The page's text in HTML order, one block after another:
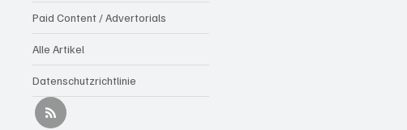
Paid Content / Advertorials
Alle Artikel
Datenschutzrichtlinie